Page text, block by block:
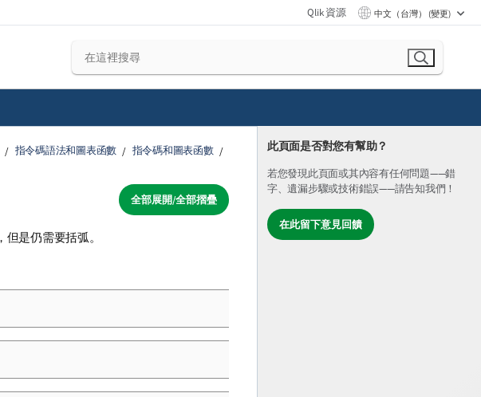
Qlik 資源 中文（台灣） (變更)
此頁面是否對您有幫助？
若您發現此頁面或其內容有任何問題——錯
字、遺漏步驟或技術錯誤——請告知我們！
在此留下意見回饋
指令碼語法和圖表函數 指令碼和圖表函數
全部展開/全部摺疊
是仍需要括弧。